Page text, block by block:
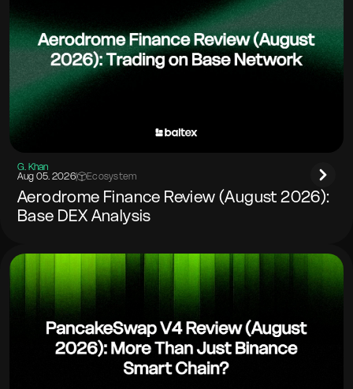
G. Khan
Aug 05. 2026| Ecosystem
Aerodrome Finance Review (August 2026):
Base DEX Analysis